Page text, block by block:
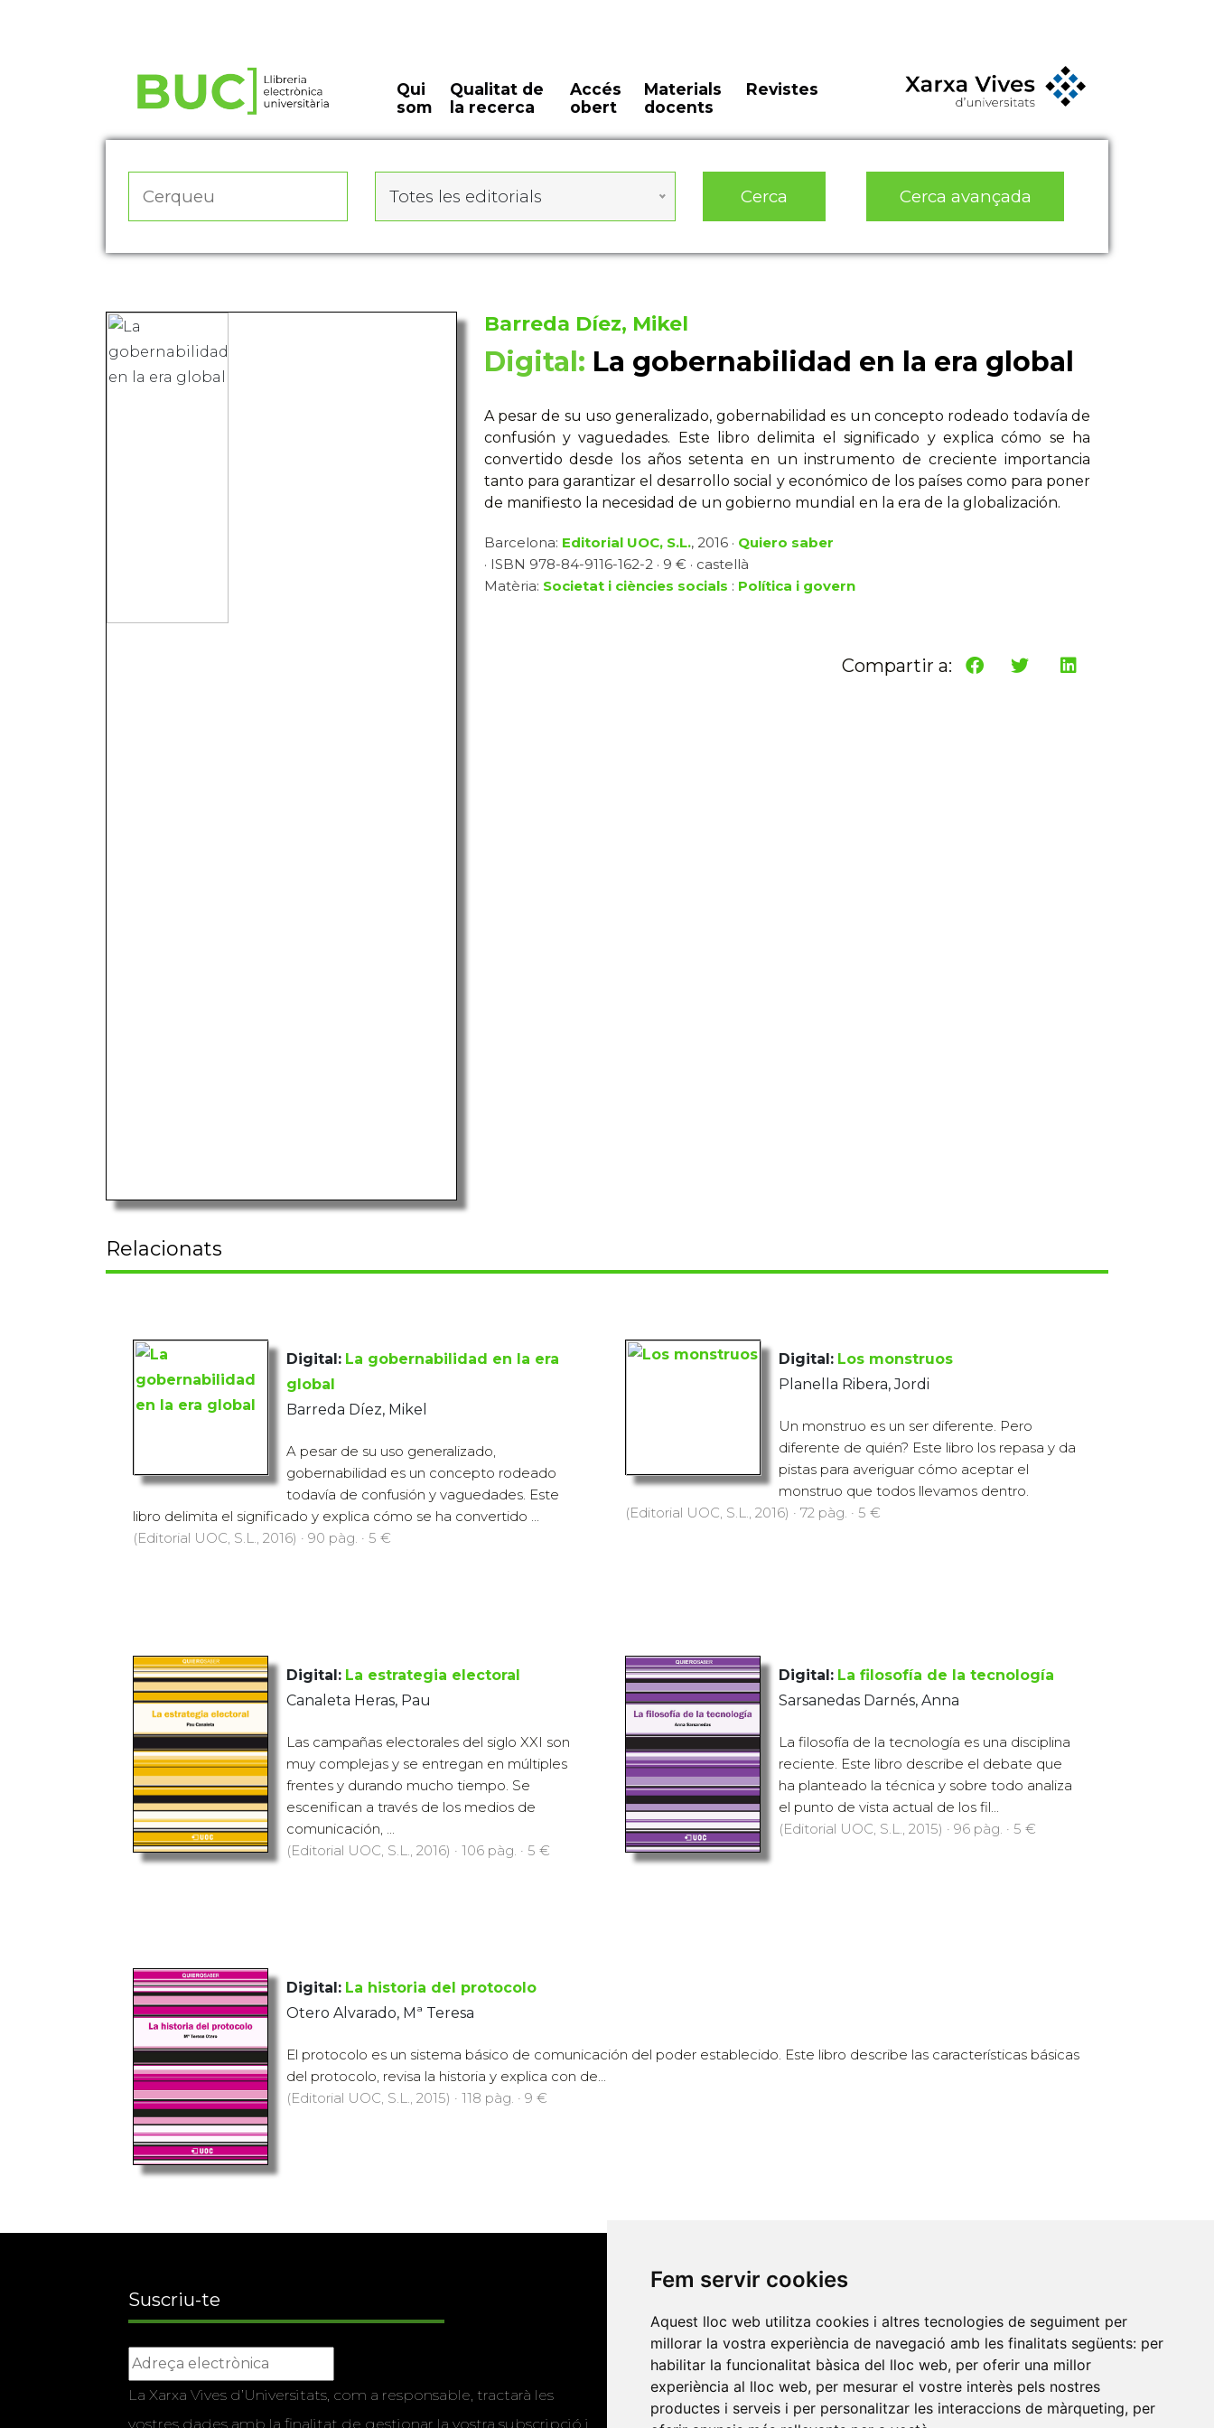
Fem servir cookies
Aquest lloc web utilitza cookies i altres tecnologies de seguiment per
millorar la vostra experiència de navegació amb les finalitats següents: per
habilitar la funcionalitat bàsica del lloc web, per oferir una millor
experiència al lloc web, per mesurar el vostre interès pels nostres
productes i serveis i per personalitzar les interaccions de màrqueting, per
Qui
som
Qualitat de
la recerca
Accés
obert
Materials
docents
Revistes
Totes les editorials Cerca Cerca avançada
Barreda Díez, Mikel
Digital: La gobernabilidad en la era global
A pesar de su uso generalizado, gobernabilidad es un concepto rodeado todavía de
confusión y vaguedades. Este libro delimita el significado y explica cómo se ha
convertido desde los años setenta en un instrumento de creciente importancia
tanto para garantizar el desarrollo social y económico de los países como para poner
de manifiesto la necesidad de un gobierno mundial en la era de la globalización.
Barcelona: Editorial UOC, S.L., 2016 · Quiero saber
· ISBN 978-84-9116-162-2 · 9 € · castellà
Matèria: Societat i ciències socials : Política i govern
Compartir a:
Relacionats
Digital: La gobernabilidad en la era
global
Barreda Díez, Mikel
A pesar de su uso generalizado,
gobernabilidad es un concepto rodeado
todavía de confusión y vaguedades. Este
libro delimita el significado y explica cómo se ha convertido ...
(Editorial UOC, S.L., 2016) · 90 pàg. · 5 €
Digital: Los monstruos
Planella Ribera, Jordi
Un monstruo es un ser diferente. Pero
diferente de quién? Este libro los repasa y da
pistas para averiguar cómo aceptar el
monstruo que todos llevamos dentro.
(Editorial UOC, S.L., 2016) · 72 pàg. · 5 €
Digital: La estrategia electoral
Canaleta Heras, Pau
Las campañas electorales del siglo XXI son
muy complejas y se entregan en múltiples
frentes y durando mucho tiempo. Se
escenifican a través de los medios de
comunicación, ...
(Editorial UOC, S.L., 2016) · 106 pàg. · 5 €
Digital: La filosofía de la tecnología
Sarsanedas Darnés, Anna
La filosofía de la tecnología es una disciplina
reciente. Este libro describe el debate que
ha planteado la técnica y sobre todo analiza
el punto de vista actual de los fil...
(Editorial UOC, S.L., 2015) · 96 pàg. · 5 €
Digital: La historia del protocolo
Otero Alvarado, Mª Teresa
El protocolo es un sistema básico de comunicación del poder establecido. Este libro describe las características básicas
del protocolo, revisa la historia y explica con de...
(Editorial UOC, S.L., 2015) · 118 pàg. · 9 €
Suscriu-te
La Xarxa Vives d’Universitats, com a responsable, tractarà les
vostres dades amb la finalitat de gestionar la vostra subscripció i
Programa de
publicacions
Xarxa Vives d'Universitats
Edifici Àgora
Universitat Jaume I, local 10